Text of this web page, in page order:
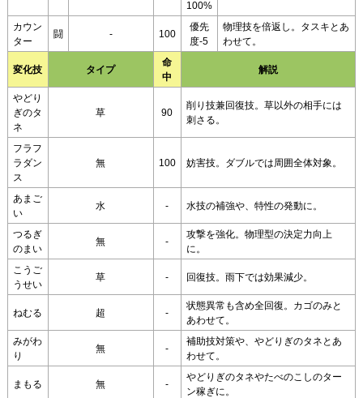
100%
カウン
ター
闘 - 100
優先
度-5
物理技を倍返し。タスキとあ
わせて。
変化技 タイプ
命
中
解説
やどり
ぎのタ
ネ
草 90
削り技兼回復技。草以外の相手には
刺さる。
フラフ
ラダン
ス
無 100 妨害技。ダブルでは周囲全体対象。
あまご
い
水 - 水技の補強や、特性の発動に。
つるぎ
のまい
無 -
攻撃を強化。物理型の決定力向上
に。
こうご
うせい
草 - 回復技。雨下では効果減少。
ねむる 超 -
状態異常も含め全回復。カゴのみと
あわせて。
みがわ
り
無 -
補助技対策や、やどりぎのタネとあ
わせて。
まもる 無 -
やどりぎのタネやたべのこしのター
ン稼ぎに。